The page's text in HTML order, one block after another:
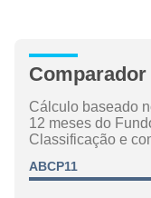
Cálculo baseado
12 meses do
Classificação e
ABCP11